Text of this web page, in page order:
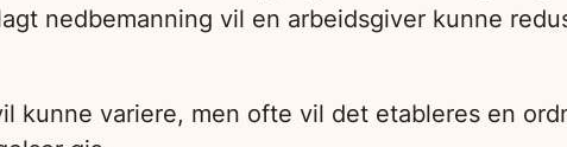
nedbemanning vil en arbeidsgiver kunne
kunne variere, men ofte vil det etableres en